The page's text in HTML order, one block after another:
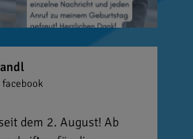
facebook
dem 2. August! Ab